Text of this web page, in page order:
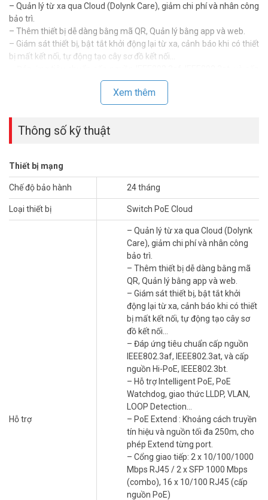
– Quản lý từ xa qua Cloud (Dolynk Care), giảm chi phí và nhân công
bảo trì.
– Thêm thiết bị dễ dàng bằng mã QR, Quản lý bằng app và web.
– Giám sát thiết bị, bật tắt khởi động lại từ xa, cảnh báo khi có thiết
bị mất kết nối, tự động tạo cây sơ đồ kết nối…
nguồn Hi-PoE, IEEE802.3bt.
– Hỗ trợ Intelligent PoE, PoE Watchdog, giao thức LLDP, VLAN,
– PoE Extend : Khoảng cách truyền tín hiệu và nguồn tối đa 250m,
cho phép Extend từng port.
– Cổng giao tiếp: 2 x 10/100/1000 Mbps RJ45 / 2 x SFP 1000 Mbps
– Công suất PoE: Mỗi cổng ≤30W, Tổng cộng ≤190W
– Hỗ trợ 2 cổng Hi-PoE công suất cao BT 90W (cổng 1, 2) dành cho
camera speedome
– Khả năng chuyển tải: 7.2 Gbps
– Tốc độ chuyển tiếp gói tin: 5.36 Mbps
– Nguồn tích hợp: 100-240VDC max 4A.
– Kích thước: 440 mm × 220 mm × 44 mm
Đặt mua hàng DH-CS4218-16ET-190 Online ngay hôm nay để được
hỗ trợ giá tốt nhất. Tham khảo thêm thông tin tại Facebook
Xem thêm
Thông số kỹ thuật
Thiết bị mạng
Chế độ bảo hành 24 tháng
Loại thiết bị Switch PoE Cloud
Hỗ trợ
– Quản lý từ xa qua Cloud (Dolynk
Care), giảm chi phí và nhân công
bảo trì.
– Thêm thiết bị dễ dàng bằng mã
QR, Quản lý bằng app và web.
– Giám sát thiết bị, bật tắt khởi
động lại từ xa, cảnh báo khi có thiết
bị mất kết nối, tự động tạo cây sơ
đồ kết nối…
– Đáp ứng tiêu chuẩn cấp nguồn
IEEE802.3af, IEEE802.3at, và cấp
nguồn Hi-PoE, IEEE802.3bt.
– Hỗ trợ Intelligent PoE, PoE
Watchdog, giao thức LLDP, VLAN,
LOOP Detection…
– PoE Extend : Khoảng cách truyền
tín hiệu và nguồn tối đa 250m, cho
phép Extend từng port.
– Cổng giao tiếp: 2 x 10/100/1000
Mbps RJ45 / 2 x SFP 1000 Mbps
(combo), 16 x 10/100 RJ45 (cấp
nguồn PoE)